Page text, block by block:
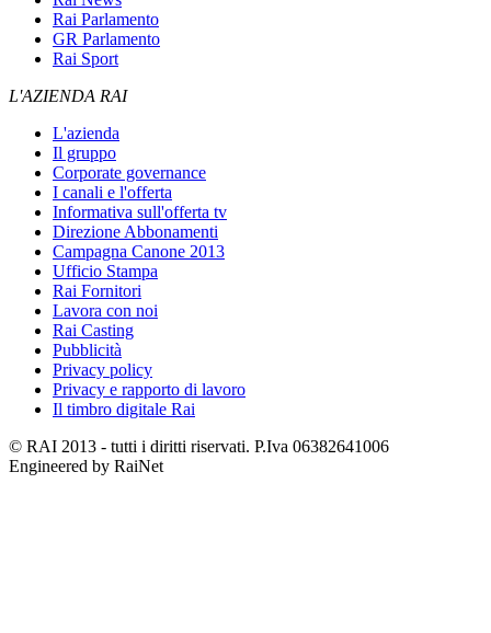
Rai Parlamento
GR Parlamento
Rai Sport
L'AZIENDA RAI
L'azienda
Il gruppo
Corporate governance
I canali e l'offerta
Informativa sull'offerta tv
Direzione Abbonamenti
Campagna Canone 2013
Ufficio Stampa
Rai Fornitori
Lavora con noi
Rai Casting
Pubblicità
Privacy policy
Privacy e rapporto di lavoro
Il timbro digitale Rai
© RAI 2013 - tutti i diritti riservati. P.Iva 06382641006
Engineered by RaiNet